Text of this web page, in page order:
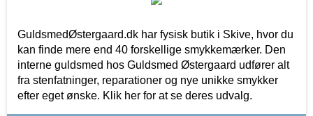
GuldsmedØstergaard.dk har fysisk butik i Skive, hvor du
kan finde mere end 40 forskellige smykkemærker. Den
interne guldsmed hos Guldsmed Østergaard udfører alt
fra stenfatninger, reparationer og nye unikke smykker
efter eget ønske. Klik her for at se deres udvalg.